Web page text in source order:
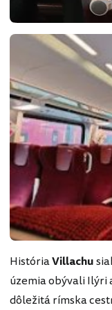
HistóriaVillachu
územia obývali Ilýri
dôležitá rímska